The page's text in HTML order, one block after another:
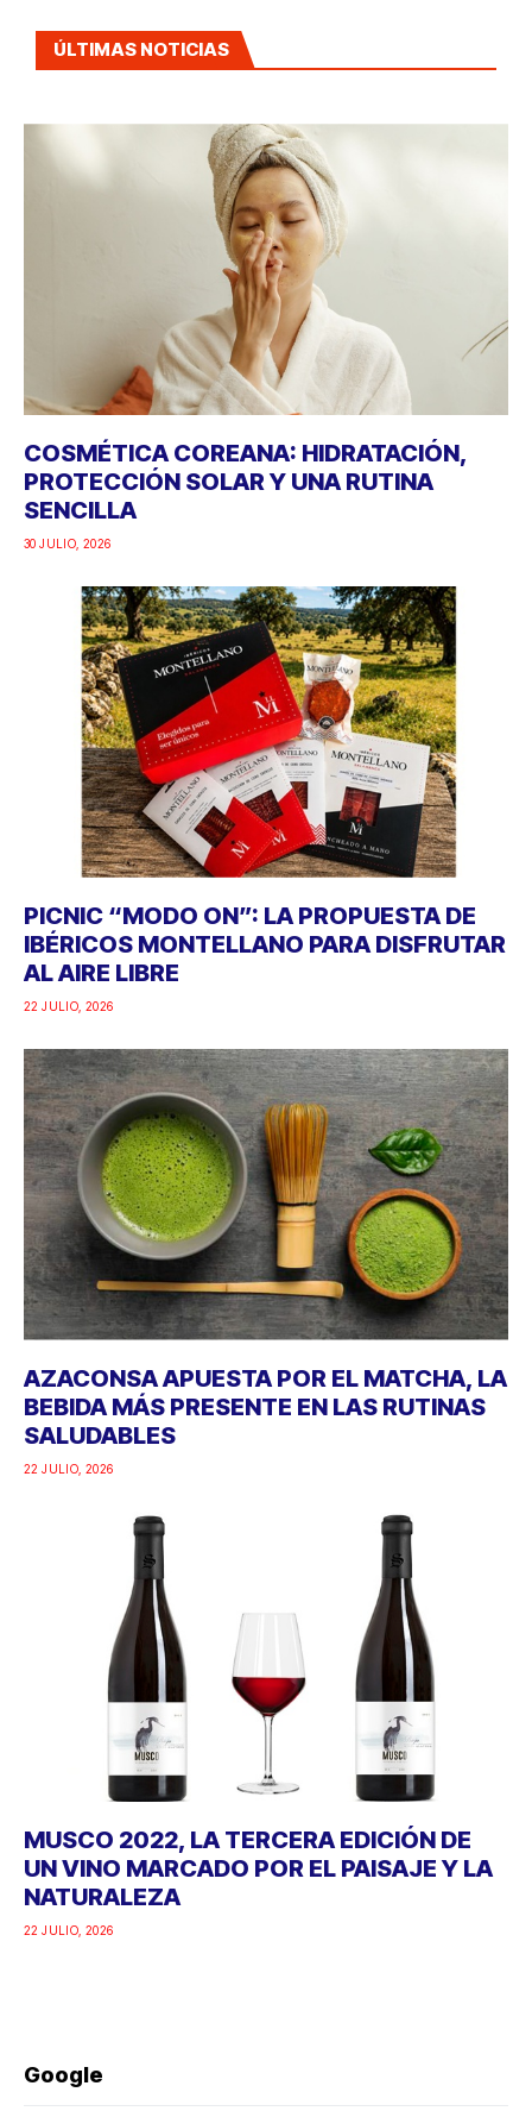
ÚLTIMAS NOTICIAS
COSMÉTICA COREANA: HIDRATACIÓN,
PROTECCIÓN SOLAR Y UNA RUTINA
SENCILLA
30 JULIO, 2026
PICNIC “MODO ON”: LA PROPUESTA DE
IBÉRICOS MONTELLANO PARA DISFRUTAR
AL AIRE LIBRE
22 JULIO, 2026
AZACONSA APUESTA POR EL MATCHA, LA
BEBIDA MÁS PRESENTE EN LAS RUTINAS
SALUDABLES
22 JULIO, 2026
MUSCO 2022, LA TERCERA EDICIÓN DE
UN VINO MARCADO POR EL PAISAJE Y LA
NATURALEZA
22 JULIO, 2026
Google